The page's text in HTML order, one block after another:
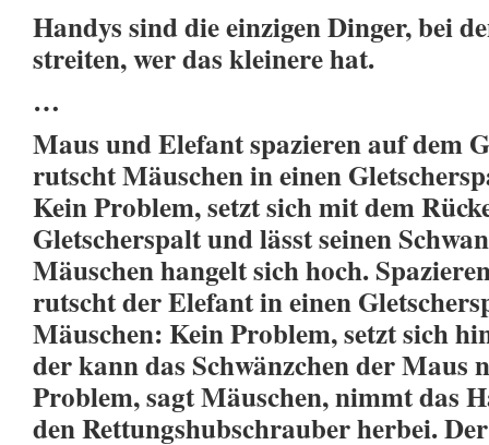
Handys sind die einzigen Dinger, bei
streiten, wer das kleinere hat.
…
Maus und Elefant spazieren auf dem
rutscht Mäuschen in einen
Kein Problem, setzt sich mit dem
Gletscherspalt und lässt seinen
Mäuschen hangelt sich hoch.
rutscht der Elefant in einen
Mäuschen: Kein Problem, setzt sich
der kann das Schwänzchen der Maus
Problem, sagt Mäuschen, nimmt das
den Rettungshubschrauber herbei.